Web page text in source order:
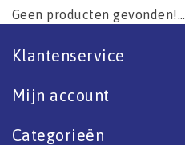
Geen producten gevonden!...
Klantenservice
Mijn account
Categorieën